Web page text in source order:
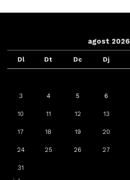
agost 2026
Dl Dt Dc Dj
3 4 5 6
10 11 12 13
17 18 19 20
24 25 26 27
31